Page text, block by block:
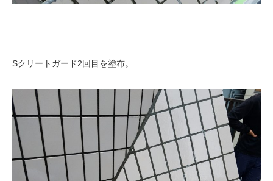
Sクリートガード2回目を塗布。